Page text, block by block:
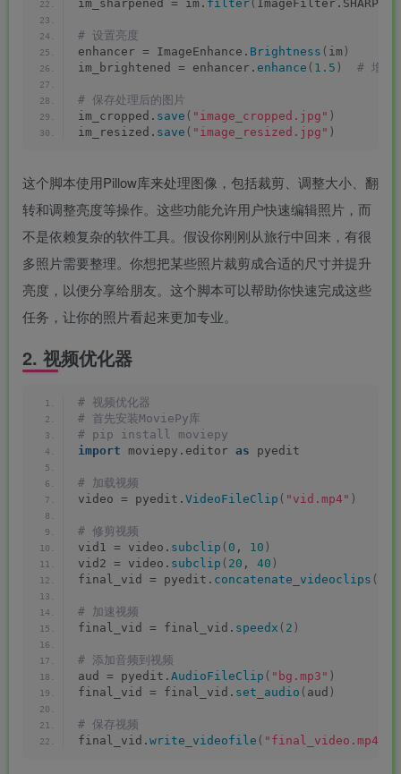
widgets-
雅马
仿象牙
檀木黑
破壁机家用低
音破壁机
1.75L大容量
贵州深山老林
然放养老桶蜂
此极AI时间宝
学习管理神器
im_sharpened = im. filter ( ImageFilter.SHARPEN
# 设置亮度
enhancer = ImageEnhance. Brightness ( im )
im_brightened = enhancer. enhance ( 1.5 ) # 增加
# 保存处理后的图片
im_cropped. save ( "image_cropped.jpg" )
im_resized. save ( "image_resized.jpg" )
这个脚本使用Pillow库来处理图像，包括裁剪、调整大小、翻
转和调整亮度等操作。这些功能允许用户快速编辑照片，而
不是依赖复杂的软件工具。假设你刚刚从旅行中回来，有很
多照片需要整理。你想把某些照片裁剪成合适的尺寸并提升
亮度，以便分享给朋友。这个脚本可以帮助你快速完成这些
任务，让你的照片看起来更加专业。
2. 视频优化器
# 视频优化器
# 首先安装MoviePy库
# pip install moviepy
import moviepy.editor as pyedit
# 加载视频
video = pyedit. VideoFileClip ( "vid.mp4" )
# 修剪视频
vid1 = video. subclip ( 0 , 10 )
vid2 = video. subclip ( 20 , 40 )
final_vid = pyedit. concatenate_videoclips ([
# 加速视频
final_vid = final_vid. speedx ( 2 )
# 添加音频到视频
aud = pyedit. AudioFileClip ( "bg.mp3" )
final_vid = final_vid. set_audio ( aud )
# 保存视频
final_vid. write_videofile ( "final_video.mp4"